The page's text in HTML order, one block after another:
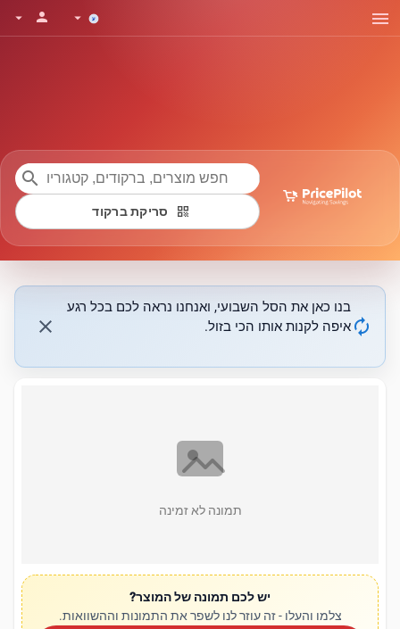
menu
arrow_drop_down
person
arrow_drop_down
search
qr_code סריקת ברקוד
autorenew
בנו כאן את הסל השבועי, ואנחנו נראה לכם בכל רגע
איפה לקנות אותו הכי בזול.
close
תמונה לא זמינה
יש לכם תמונה של המוצר?
צלמו והעלו - זה עוזר לנו לשפר את התמונות וההשוואות.